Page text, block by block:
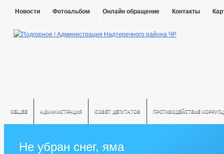
Новости Фотоальбом Онлайн обращение Контакты
ОБЩЕЕ АДМИНИСТРАЦИЯ СОВЕТ ДЕПУТАТОВ ПРОТИВОДЕЙСТВИЕ
Не убран снег, яма